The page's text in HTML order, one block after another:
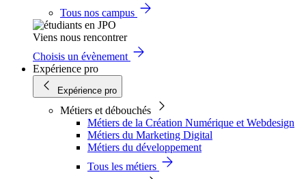
Tous nos campus
Viens nous rencontrer
Choisis un évènement
Expérience pro
Expérience pro
Métiers et débouchés
Métiers de la Création Numérique et Webdesign
Métiers du Marketing Digital
Métiers du développement
Tous les métiers